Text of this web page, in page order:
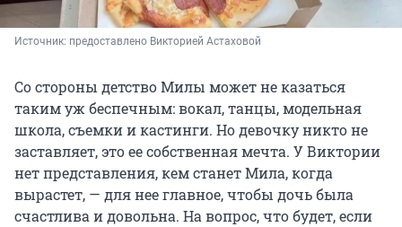
Источник: предоставлено Викторией Астаховой
Со стороны детство Милы может не казаться
таким уж беспечным: вокал, танцы, модельная
школа, съемки и кастинги. Но девочку никто не
заставляет, это ее собственная мечта. У Виктории
нет представления, кем станет Мила, когда
вырастет, — для нее главное, чтобы дочь была
счастлива и довольна. На вопрос, что будет, если